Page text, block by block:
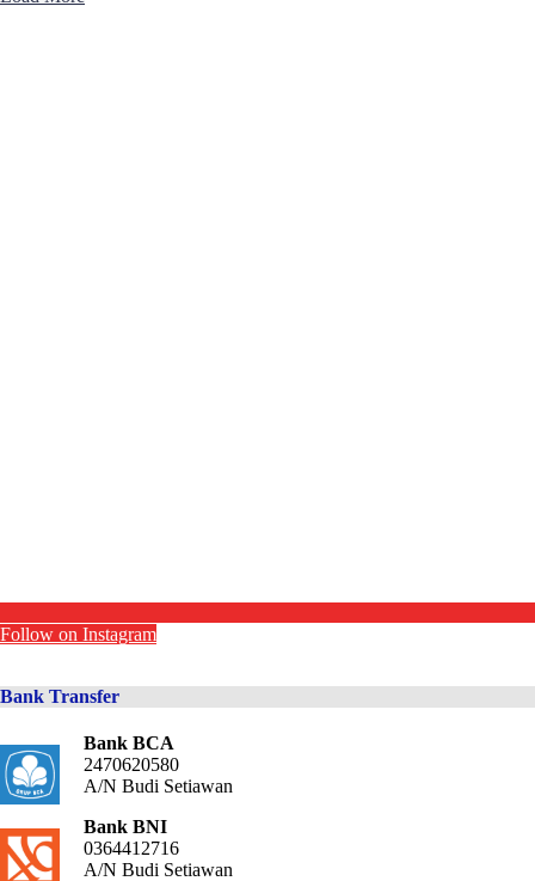
Follow on Instagram
Bank Transfer
Bank BCA
2470620580
A/N Budi Setiawan
Bank BNI
0364412716
A/N Budi Setiawan